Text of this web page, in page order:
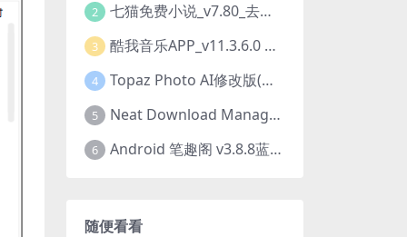
2 七猫免费小说_v7.80_去除广告解锁VIP会员版
3 酷我音乐APP_v11.3.6.0 去广告修改豪华VIP版
4 Topaz Photo AI修改版(图片降噪软件) v4.0.3
5 Neat Download Manager 1.4.10中文版NDM下载器简称NDM
6 Android 笔趣阁 v3.8.8蓝色/1.0.6 /2.7.7去广告完美版
随便看看